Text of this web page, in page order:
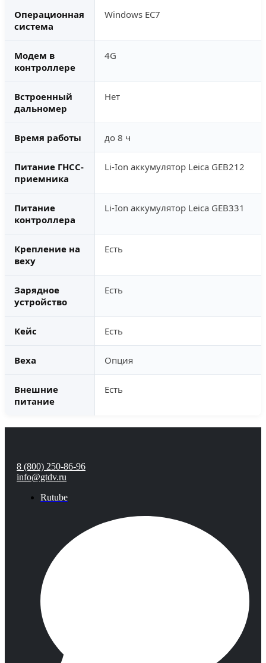
Операционная
система
Windows EC7
Модем в
контроллере
4G
Встроенный
дальномер
Нет
Время работы до 8 ч
Питание ГНСС-
приемника
Li-Ion аккумулятор Leica GEB212
Питание
контроллера
Li-Ion аккумулятор Leica GEB331
Крепление на
веху
Есть
Зарядное
устройство
Есть
Кейс Есть
Веха Опция
Внешние
питание
Есть
8 (800) 250-86-96
info@gtdv.ru
Rutube